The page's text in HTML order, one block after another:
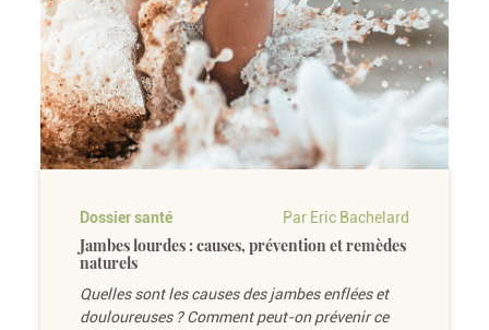
Dossier santé Par Eric Bachelard
Jambes lourdes : causes, prévention et remèdes
naturels
Quelles sont les causes des jambes enflées et
douloureuses ? Comment peut-on prévenir ce